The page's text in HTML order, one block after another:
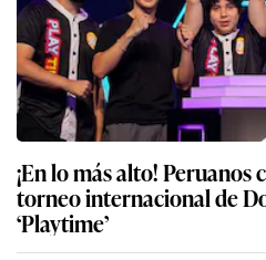
¡En lo más alto! Peruanos
torneo internacional de
‘Playtime’